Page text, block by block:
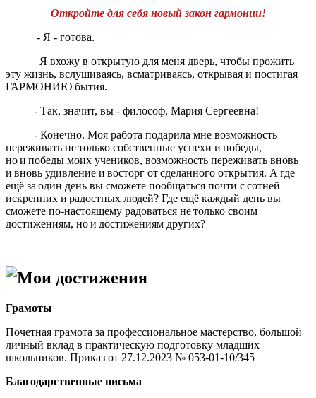
Откройте для себя новый закон гармонии!
- Я - готова.
Я вхожу в открытую для меня дверь, чтобы прожить
эту жизнь, вслушиваясь, всматриваясь, открывая и постигая
ГАРМОНИЮ бытия.
- Так, значит, вы - философ, Мария Сергеевна!
- Конечно. Моя работа подарила мне возможность
переживать не только собственные успехи и победы,
но и победы моих учеников, возможность переживать вновь
и вновь удивление и восторг от сделанного открытия. А где
ещё за один день вы сможете пообщаться почти с сотней
искренних и радостных людей? Где ещё каждый день вы
сможете по-настоящему радоваться не только своим
достижениям, но и достижениям других?
Мои достижения
Грамоты
Почетная грамота за профессиональное мастерство, большой
личный вклад в практическую подготовку младших
школьников. Приказ от 27.12.2023 № 053-01-10/345
Благодарственные письма